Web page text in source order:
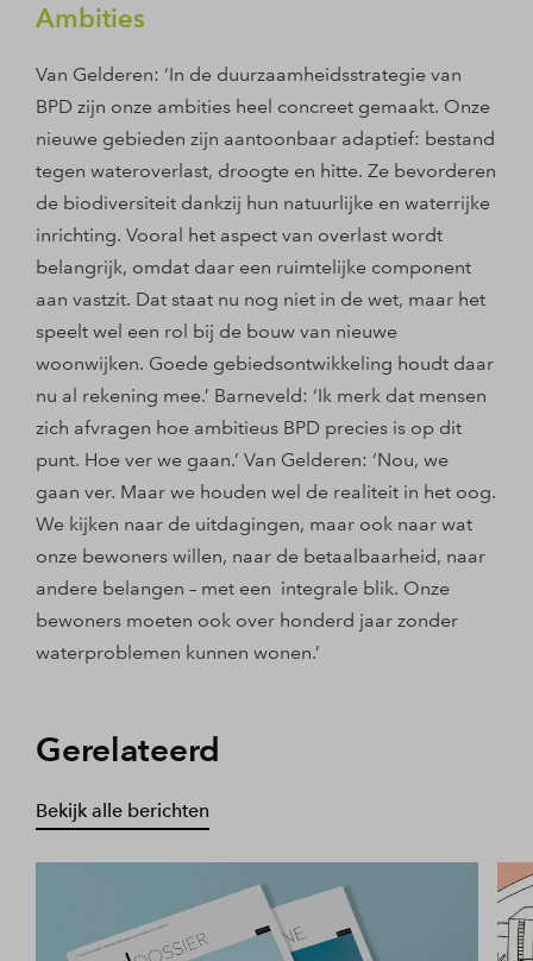
Ambities
Van Gelderen: ‘In de duurzaamheidsstrategie van
BPD zijn onze ambities heel concreet gemaakt. Onze
nieuwe gebieden zijn aantoonbaar adaptief: bestand
tegen wateroverlast, droogte en hitte. Ze bevorderen
de biodiversiteit dankzij hun natuurlijke en waterrijke
inrichting. Vooral het aspect van overlast wordt
belangrijk, omdat daar een ruimtelijke component
aan vastzit. Dat staat nu nog niet in de wet, maar het
speelt wel een rol bij de bouw van nieuwe
woonwijken. Goede gebiedsontwikkeling houdt daar
nu al rekening mee.’ Barneveld: ‘Ik merk dat mensen
zich afvragen hoe ambitieus BPD precies is op dit
punt. Hoe ver we gaan.’ Van Gelderen: ‘Nou, we
gaan ver. Maar we houden wel de realiteit in het oog.
We kijken naar de uitdagingen, maar ook naar wat
onze bewoners willen, naar de betaalbaarheid, naar
andere belangen – met een integrale blik. Onze
bewoners moeten ook over honderd jaar zonder
waterproblemen kunnen wonen.’
Gerelateerd
Bekijk alle berichten